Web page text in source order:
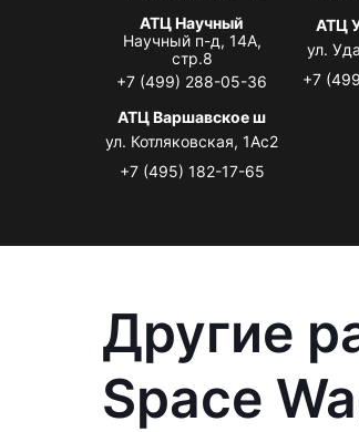
АТЦ Научный
Научный п-д, 14А,
стр.8
+7 (499) 288-05-36
АТЦ
ул.
+7
АТЦ Варшавское ш
ул. Котляковская, 1Ас2
+7 (495) 182-17-65
Другие
Space